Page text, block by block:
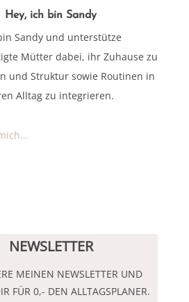
Hey, ich bin Sandy
Sandy und unterstütze
Mütter dabei, ihr Zuhause zu
und Struktur sowie Routinen in
Alltag zu integrieren.
NEWSLETTER
MEINEN NEWSLETTER UND
FÜR 0,- DEN ALLTAGSPLANER.